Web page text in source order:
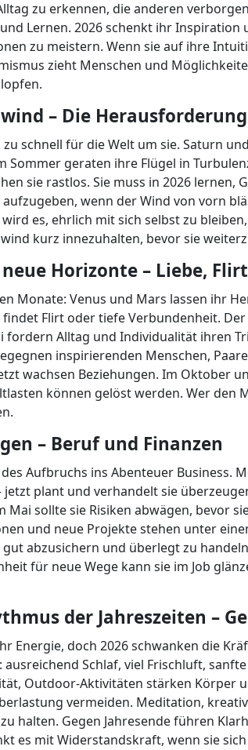
zu erkennen, die anderen
Lernen. 2026 schenkt ihr Inspiration
zu meistern. Wenn sie auf ihre
zieht Menschen und
– Die
schnell für die Welt um sie. Saturn
Sommer geraten ihre Flügel in
sie rastlos. Sie muss in 2026 lernen,
wenn der Wind von vorn
es, ehrlich mit sich selbst zu
kurz innezuhalten, bevor sie
Horizonte – Liebe,
Monate: Venus und Mars lassen ihr
Flirt oder tiefe Verbundenheit.
fordern Alltag und Individualität ihren
inspirierenden Menschen,
wachsen Beziehungen. Im Oktober
können gelöst werden. Wer
– Beruf und Finanzen
Aufbruchs ins Abenteuer Business.
jetzt plant und verhandelt sie
Mai sollte sie Risiken abwägen, bevor
und neue Projekte stehen unter
abzusichern und überlegt zu
für neue Wege kann sie im Job
der Jahreszeiten –
Energie, doch 2026 schwanken die
Schlaf, viel Frischluft,
Outdoor-Aktivitäten stärken Körper
vermeiden. Meditation,
halten. Gegen Jahresende führen
es mit Widerstandskraft, wenn sie